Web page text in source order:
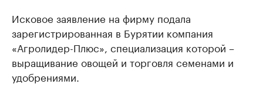
Исковое заявление на фирму подала
зарегистрированная в Бурятии компания
«Агролидер-Плюс», специализация которой –
выращивание овощей и торговля семенами и
удобрениями.